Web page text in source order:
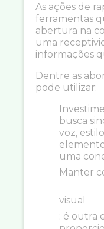
As ações de
ferramentas
abertura na
uma
informações
Dentre as
pode utilizar:
busca
voz,
uma
Manter
visual
: é outra